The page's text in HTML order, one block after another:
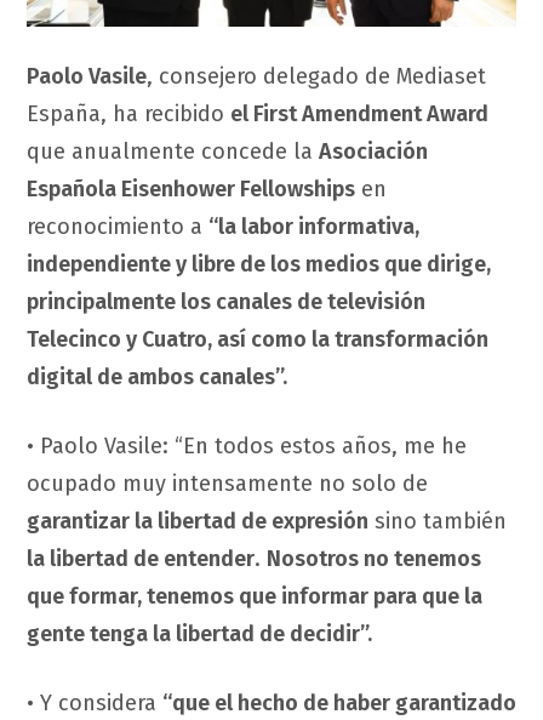
Paolo Vasile, consejero delegado de Mediaset
España, ha recibido el First Amendment Award
que anualmente concede la Asociación
Española Eisenhower Fellowships en
reconocimiento a “la labor informativa,
independiente y libre de los medios que dirige,
principalmente los canales de televisión
Telecinco y Cuatro, así como la transformación
digital de ambos canales”.
• Paolo Vasile: “En todos estos años, me he
ocupado muy intensamente no solo de
garantizar la libertad de expresión sino también
la libertad de entender. Nosotros no tenemos
que formar, tenemos que informar para que la
gente tenga la libertad de decidir”.
• Y considera “que el hecho de haber garantizado